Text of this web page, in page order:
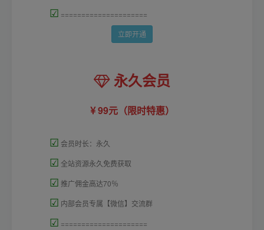
☑ =====================
立即开通
永久会员
99元（限时特惠）
☑ 会员时长：永久
☑ 全站资源永久免费获取
☑ 推广佣金高达70％
☑ 内部会员专属【微信】交流群
☑ =====================